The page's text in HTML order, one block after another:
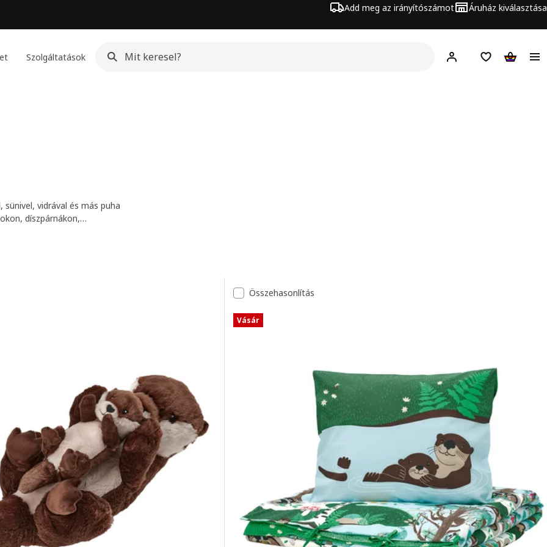
Add meg az irányítószámot Áruház kiválasztása
Szolgáltatások Hej! Bejelentkezés
Bevásárlólista
Kosár
sünivel, vidrával és más puha
díszpárnákon,
szolgálva a történetekhez.
Összehasonlítás
Vásár